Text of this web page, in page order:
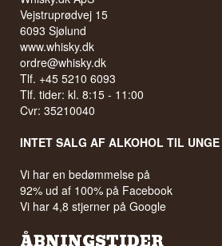
Vejstruprødvej 15
6093 Sjølund
www.whisky.dk
ordre@whisky.dk
Tlf. +45 5210 6093
Tlf. tider: kl. 8:15 - 11:00
Cvr: 35210040
INTET SALG AF ALKOHOL TIL
Vi har en bedømmelse på
92% ud af 100% på Facebook
Vi har 4,8 stjerner på Google